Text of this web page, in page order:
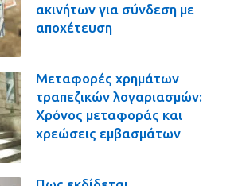
ακινήτων για σύνδεση με
αποχέτευση
Μεταφορές χρημάτων
τραπεζικών λογαριασμών:
Χρόνος μεταφοράς και
χρεώσεις εμβασμάτων